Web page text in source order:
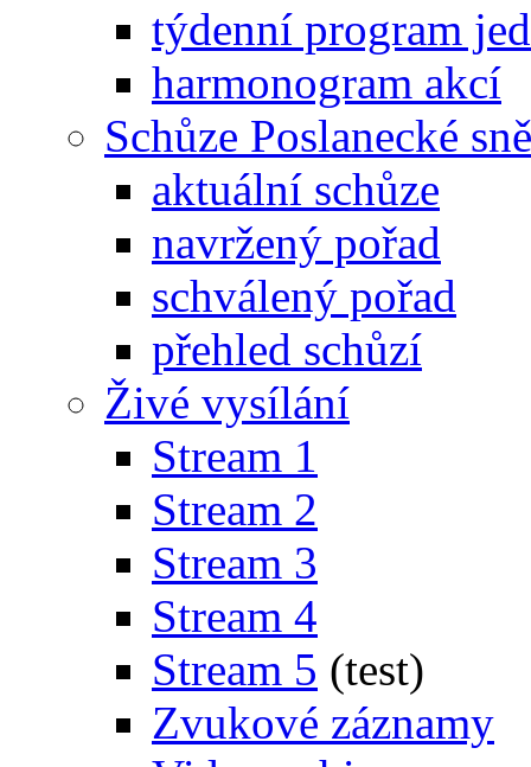
týdenní program
harmonogram akcí
Schůze Poslanecké
aktuální schůze
navržený pořad
schválený pořad
přehled schůzí
Živé vysílání
Stream 1
Stream 2
Stream 3
Stream 4
Stream 5 (test)
Zvukové záznamy